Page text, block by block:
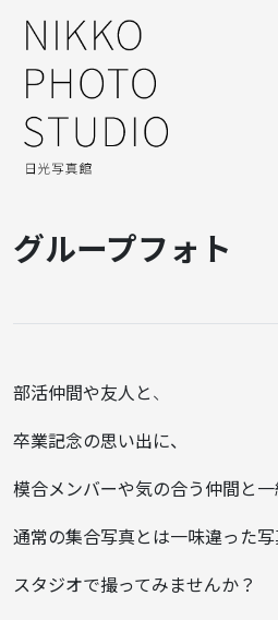
グループフォト
部活仲間や友人と、
卒業記念の思い出に、
模合メンバーや気の合う仲間と
通常の集合写真とは一味違った写
スタジオで撮ってみませんか？